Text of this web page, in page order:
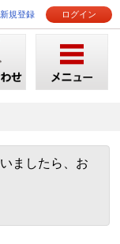
規登録 ログイン
ましたら、お